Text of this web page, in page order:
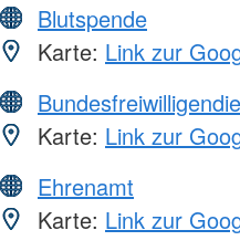
Blutspende
Karte: Link zur
Karte: Link zur
Ehrenamt
Karte: Link zur